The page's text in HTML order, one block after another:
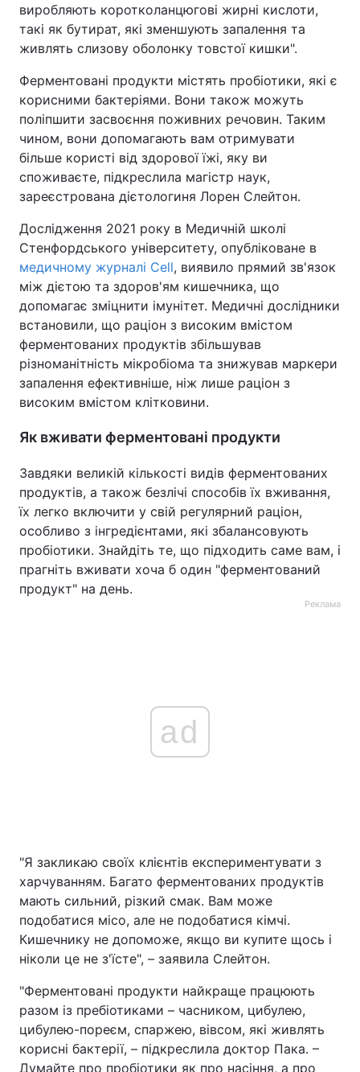
виробляють коротколанцюгові жирні кислоти,
такі як бутират, які зменшують запалення та
живлять слизову оболонку товстої кишки".
Ферментовані продукти містять пробіотики, які є
корисними бактеріями. Вони також можуть
поліпшити засвоєння поживних речовин. Таким
чином, вони допомагають вам отримувати
більше користі від здорової їжі, яку ви
споживаєте, підкреслила магістр наук,
зареєстрована дієтологиня Лорен Слейтон.
Дослідження 2021 року в Медичній школі
Стенфордського університету, опубліковане в
медичному журналі Cell, виявило прямий зв'язок
між дієтою та здоров'ям кишечника, що
допомагає зміцнити імунітет. Медичні дослідники
встановили, що раціон з високим вмістом
ферментованих продуктів збільшував
різноманітність мікробіома та знижував маркери
запалення ефективніше, ніж лише раціон з
високим вмістом клітковини.
Як вживати ферментовані продукти
Завдяки великій кількості видів ферментованих
продуктів, а також безлічі способів їх вживання,
їх легко включити у свій регулярний раціон,
особливо з інгредієнтами, які збалансовують
пробіотики. Знайдіть те, що підходить саме вам, і
прагніть вживати хоча б один "ферментований
продукт" на день.
Реклама
ad
"Я закликаю своїх клієнтів експериментувати з
харчуванням. Багато ферментованих продуктів
мають сильний, різкий смак. Вам може
подобатися місо, але не подобатися кімчі.
Кишечнику не допоможе, якщо ви купите щось і
ніколи це не з'їсте", – заявила Слейтон.
"Ферментовані продукти найкраще працюють
разом із пребіотиками – часником, цибулею,
цибулею-пореєм, спаржею, вівсом, які живлять
корисні бактерії, – підкреслила доктор Пака. –
Думайте про пробіотики як про насіння, а про